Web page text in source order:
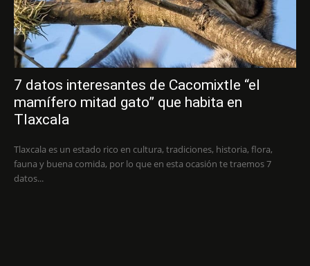
7 datos interesantes de Cacomixtle “el
mamífero mitad gato” que habita en
Tlaxcala
Tlaxcala es un estado rico en cultura, tradiciones, historia, flora,
fauna y buena comida, por lo que en esta ocasión te traemos 7
datos...